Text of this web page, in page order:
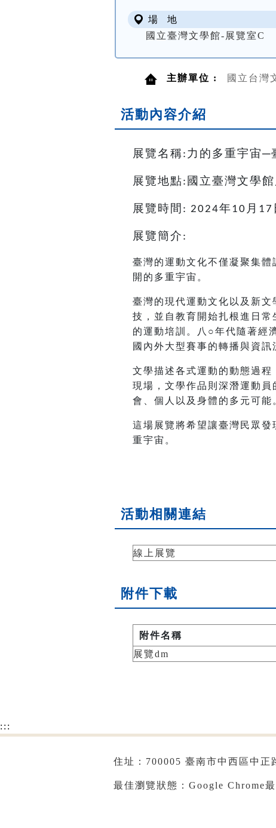
場 地
國立臺灣文學館-展覽室C
主辦單位 : 國立台灣
活動內容介紹
展覽名稱: 力的多重宇宙─
展覽地點: 國立臺灣文學
展覽時間 : 2024年10 月 17
展覽簡介 :
臺灣的運動文化不僅凝聚集
開的多重宇宙。
臺灣的現代運動文化以及新
技，並自教育開始扎根進日
的運動培訓。八○年代隨著經
國內外大型賽事的轉播與資
文學描述各式運動的動態過
現場，文學作品則深潛運動
會、個人以及身體的多元可能
這場展覽將希望讓臺灣民眾
重宇宙。
活動相關連結
線上展覽
附件下載
附件名稱
展覽dm
:::
住址：700005 臺南市中西區中
最佳瀏覽狀態：Google Chrome